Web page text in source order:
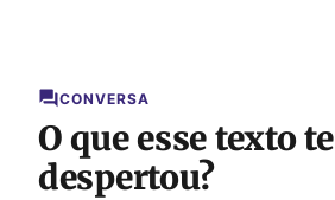
CONVERSA
O que esse texto te
despertou?